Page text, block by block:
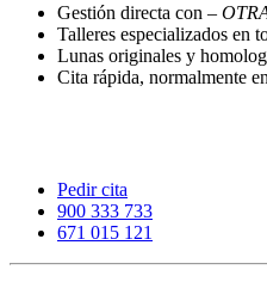
Gestión directa con –
Talleres especializados en
Lunas originales y
Cita rápida, normalmente
Pedir cita
900 333 733
671 015 121